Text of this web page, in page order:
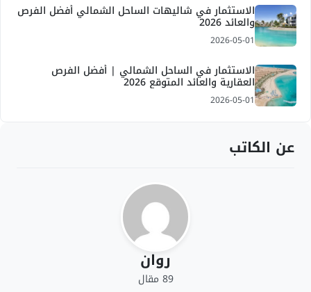
الاستثمار في شاليهات الساحل الشمالي أفضل الفرص
والعائد 2026
2026-05-01
الاستثمار في الساحل الشمالي | أفضل الفرص
العقارية والعائد المتوقع 2026
2026-05-01
عن الكاتب
روان
89 مقال